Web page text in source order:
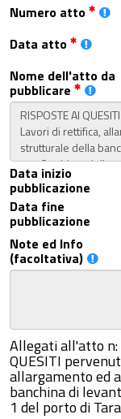
Numero atto
Data atto
Nome dell'atto da
pubblicare
Data inizio
pubblicazione
Data fine
pubblicazione
Note ed Info
(facoltativa)
Allegati all'atto n:
QUESITI
allargamento ed
banchina di
1 del porto di